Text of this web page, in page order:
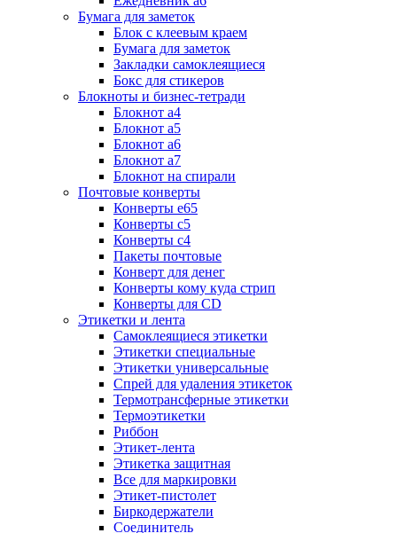
Бумага для заметок
Блок с клеевым краем
Бумага для заметок
Закладки самоклеящиеся
Бокс для стикеров
Блокноты и бизнес-тетради
Блокнот а4
Блокнот а5
Блокнот а6
Блокнот а7
Блокнот на спирали
Почтовые конверты
Конверты е65
Конверты с5
Конверты с4
Пакеты почтовые
Конверт для денег
Конверты кому куда стрип
Конверты для CD
Этикетки и лента
Самоклеящиеся этикетки
Этикетки специальные
Этикетки универсальные
Спрей для удаления этикеток
Термотрансферные этикетки
Термоэтикетки
Риббон
Этикет-лента
Этикетка защитная
Все для маркировки
Этикет-пистолет
Биркодержатели
Соединитель